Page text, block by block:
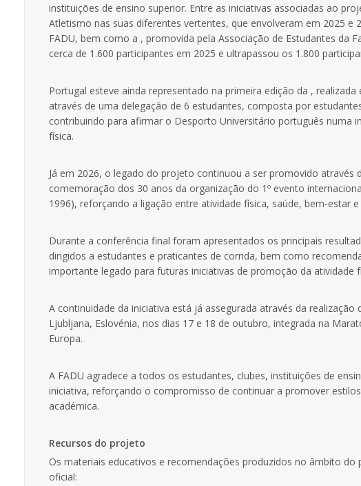
instituições de ensino superior. Entre as iniciativas associadas ao
Atletismo nas suas diferentes vertentes, que envolveram em 2025
FADU, bem como a , promovida pela Associação de Estudantes da
cerca de 1.600 participantes em 2025 e ultrapassou os 1.800
Portugal esteve ainda representado na primeira edição da ,
através de uma delegação de 6 estudantes, composta por
contribuindo para afirmar o Desporto Universitário português numa
física.
Já em 2026, o legado do projeto continuou a ser promovido através
comemoração dos 30 anos da organização do 1º evento
1996), reforçando a ligação entre atividade física, saúde, bem-estar
Durante a conferência final foram apresentados os principais
dirigidos a estudantes e praticantes de corrida, bem como
importante legado para futuras iniciativas de promoção da atividade
A continuidade da iniciativa está já assegurada através da realização
Ljubljana, Eslovénia, nos dias 17 e 18 de outubro, integrada na
Europa.
A FADU agradece a todos os estudantes, clubes, instituições de
iniciativa, reforçando o compromisso de continuar a promover
académica.
Recursos do projeto
Os materiais educativos e recomendações produzidos no âmbito
oficial: